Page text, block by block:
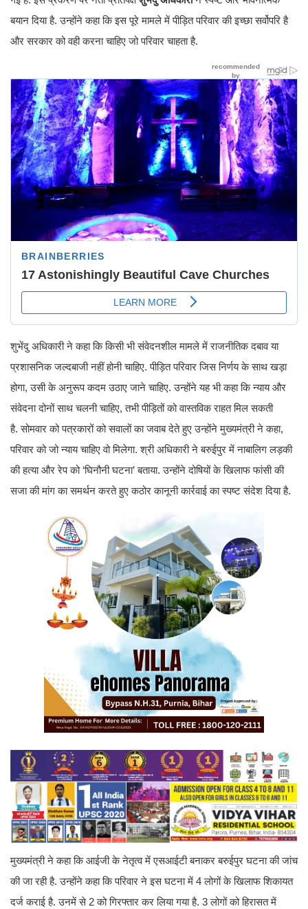
बयान दिया है. उन्होंने कहा कि इस पूरे मामले में पीड़ित परिवार की इच्छा सर्वोपरि है
और सरकार को वही करना चाहिए जो परिवार चाहता है.
शुभेंदु अधिकारी ने कहा कि किसी भी संवेदनशील मामले में राजनीतिक दबाव या
प्रशासनिक जल्दबाजी नहीं होनी चाहिए. पीड़ित परिवार जिस निर्णय के साथ खड़ा
होगा, उसी के अनुरूप कदम उठाए जाने चाहिए. उन्होंने यह भी कहा कि न्याय और
संवेदना दोनों साथ चलनी चाहिए, तभी पीड़ितों को वास्तविक राहत मिल सकती
है. सोमवार को पत्रकारों को सवालों का जवाब देते हुए उन्होंने मुख्यमंत्री ने कहा,
परिवार को जो न्याय चाहिए वो मिलेगा. श्री अधिकारी ने बरुईपुर में नाबालिग लड़की
की हत्या और रेप को ‘घिनौनी घटना’ बताया. उन्होंने दोषियों के खिलाफ फांसी की
सजा की मांग का समर्थन करते हुए कठोर कानूनी कार्रवाई का स्पष्ट संदेश दिया है.
मुख्यमंत्री ने कहा कि आईजी के नेतृत्व में एसआईटी बनाकर बरुईपुर घटना की जांच
की जा रही है. उन्होंने कहा कि परिवार ने इस घटना में 4 लोगों के खिलाफ शिकायत
दर्ज कराई है. उनमें से 2 को गिरफ्तार कर लिया गया है. 3 लोगों को हिरासत में